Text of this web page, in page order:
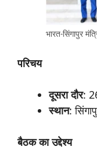
भारत-सिंगापुर
परिचय
दूसरा दौर:
स्थान:
बैठक का उद्देश्य